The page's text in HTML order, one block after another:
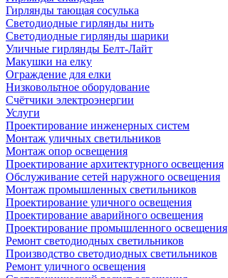
Гирлянды тающая сосулька
Светодиодные гирлянды нить
Светодиодные гирлянды шарики
Уличные гирлянды Белт-Лайт
Макушки на елку
Ограждение для елки
Низковольтное оборудование
Счётчики электроэнергии
Услуги
Проектирование инженерных систем
Монтаж уличных светильников
Монтаж опор освещения
Проектирование архитектурного освещения
Обслуживание сетей наружного освещения
Монтаж промышленных светильников
Проектирование уличного освещения
Проектирование аварийного освещения
Проектирование промышленного освещения
Ремонт светодиодных светильников
Производство светодиодных светильников
Ремонт уличного освещения